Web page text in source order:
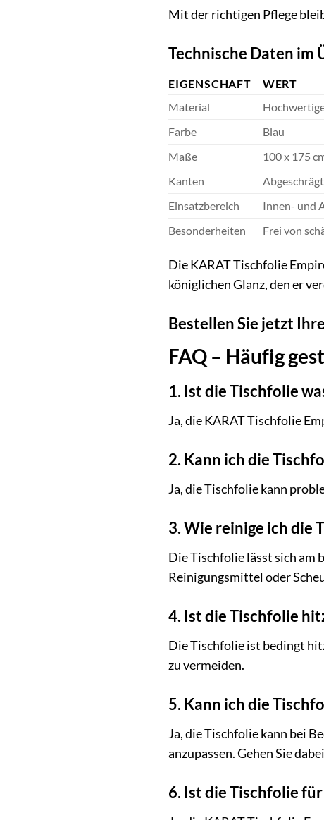
Mit der richtigen Pflege
Technische Daten im
EIGENSCHAFT
WERT
Material
Farbe
Blau
Maße
100 x 175
Kanten
Abgeschrägt
Einsatzbereich
Innen- und
Besonderheiten
Frei von
Die KARAT Tischfolie
königlichen Glanz, den er
Bestellen Sie jetzt
FAQ – Häufig
1. Ist die Tischfolie
Ja, die KARAT Tischfolie
2. Kann ich die
Ja, die Tischfolie kann
3. Wie reinige ich die
Die Tischfolie lässt sich am
Reinigungsmittel oder
4. Ist die Tischfolie
Die Tischfolie ist bedingt
zu vermeiden.
5. Kann ich die
Ja, die Tischfolie kann bei
anzupassen. Gehen Sie
6. Ist die Tischfolie